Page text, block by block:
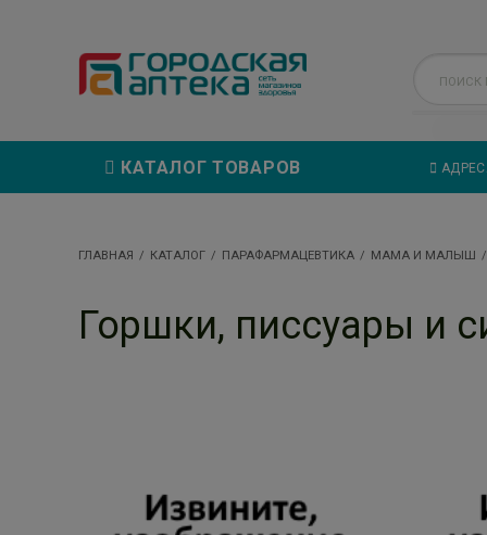
КАТАЛОГ ТОВАРОВ
ГЛАВНАЯ КАТАЛОГ ПАРАФАРМАЦЕВТИКА МАМА И МАЛЫШ
Горшки, писсуары и